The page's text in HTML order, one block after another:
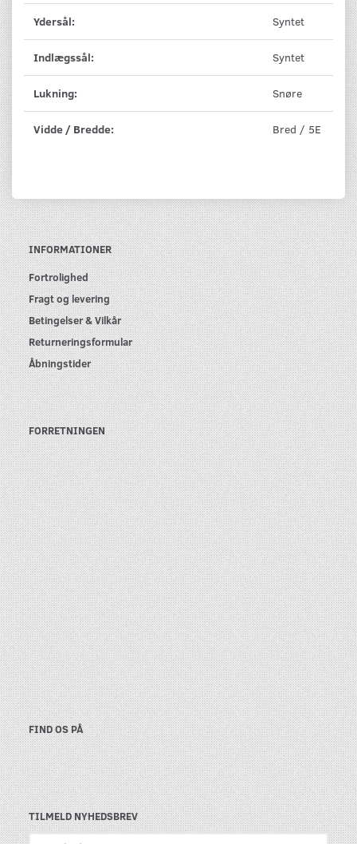
Ydersål: Syntet
Indlægssål: Syntet
Lukning: Snøre
Vidde / Bredde: Bred / 5E
INFORMATIONER
Fortrolighed
Fragt og levering
Betingelser & Vilkår
Returneringsformular
Åbningstider
FORRETNINGEN
FIND OS PÅ
TILMELD NYHEDSBREV